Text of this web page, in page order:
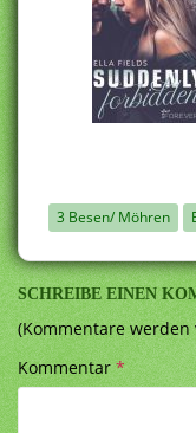
3 Besen/ Möhren
SCHREIBE EINEN
(Kommentare
Kommentar*